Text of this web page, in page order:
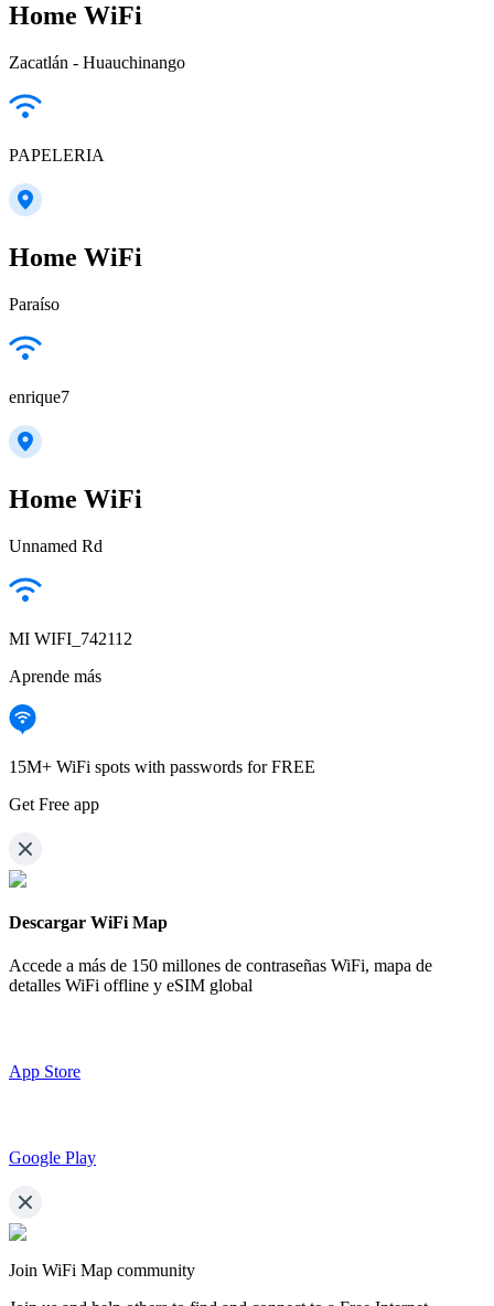
Home WiFi
Zacatlán - Huauchinango
PAPELERIA
Home WiFi
Paraíso
enrique7
Home WiFi
Unnamed Rd
MI WIFI_742112
Aprende más
15M+ WiFi spots with passwords for FREE
Get Free app
Descargar WiFi Map
Accede a más de 150 millones de contraseñas WiFi, mapa de
detalles WiFi offline y eSIM global
App Store
Google Play
Join WiFi Map community